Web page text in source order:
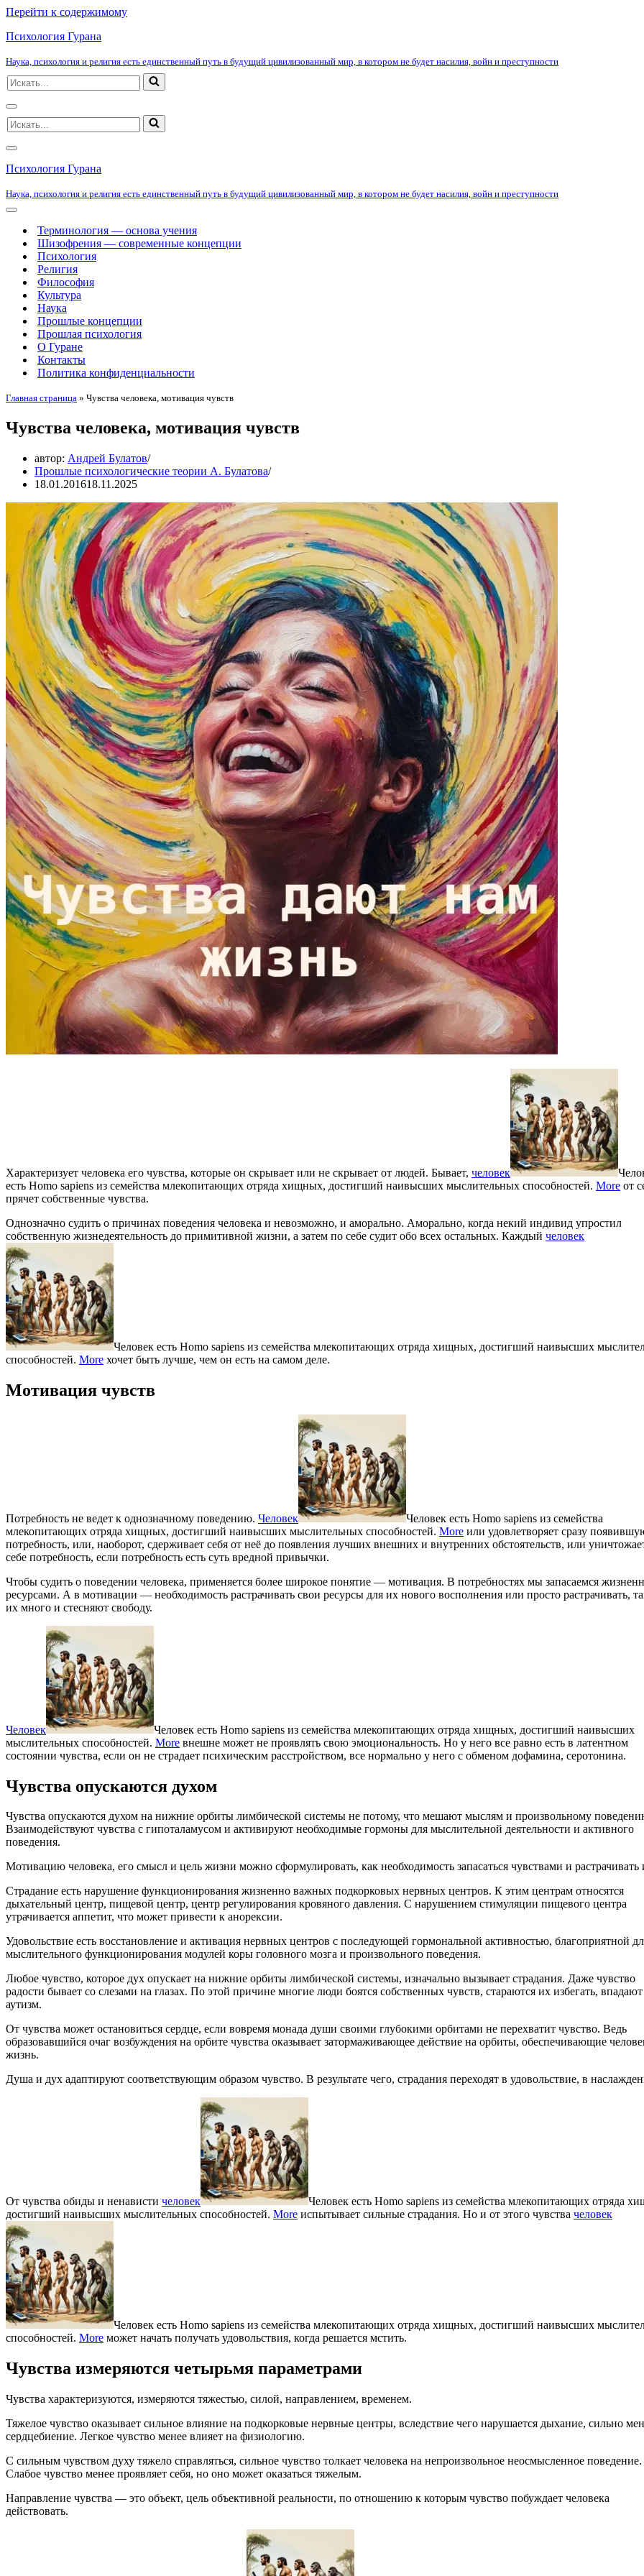
Перейти к содержимому
Психология Гурана
Наука, психология и религия есть единственный путь в будущий цивилизованный мир, в котором не будет насилия, войн и преступности
Искать...
Меню
навигации
Искать...
Меню
навигации
Психология Гурана
Наука, психология и религия есть единственный путь в будущий цивилизованный мир, в котором не будет насилия, войн и преступности
Меню
навигацииТерминология — основа учения
Шизофрения — современные концепции
Психология
Религия
Философия
Культура
Наука
Прошлые концепции
Прошлая психология
О Гуране
Контакты
Политика конфиденциальности
Главная страница » Чувства человека, мотивация чувств
Чувства человека, мотивация чувств
автор: Андрей Булатов
Прошлые психологические теории А. Булатова
18.01.201618.11.2025
Характеризует человека его чувства, которые он скрывает или не скрывает от людей. Бывает, человек
есть Homo sapiens из семейства млекопитающих отряда хищных, достигший наивысших мыслительных способностей. More от
прячет собственные чувства.
Однозначно судить о причинах поведения человека и невозможно, и аморально. Аморально, когда некий индивид упростил
собственную жизнедеятельность до примитивной жизни, а затем по себе судит обо всех остальных. Каждый человек
Человек есть Homo sapiens из семейства млекопитающих отряда хищных, достигший наивысших
способностей. More хочет быть лучше, чем он есть на самом деле.
Мотивация чувств
Потребность не ведет к однозначному поведению. Человек
Человек есть Homo sapiens из семейства
млекопитающих отряда хищных, достигший наивысших мыслительных способностей. More или удовлетворяет сразу
потребность, или, наоборот, сдерживает себя от неё до появления лучших внешних и внутренних обстоятельств, или
себе потребность, если потребность есть суть вредной привычки.
Чтобы судить о поведении человека, применяется более широкое понятие — мотивация. В потребностях мы запасаемся
ресурсами. А в мотивации — необходимость растрачивать свои ресурсы для их нового восполнения или просто растрачивать,
их много и стесняют свободу.
Человек
Человек есть Homo sapiens из семейства млекопитающих отряда хищных, достигший наивысших
мыслительных способностей. More внешне может не проявлять свою эмоциональность. Но у него все равно есть в латентном
состоянии чувства, если он не страдает психическим расстройством, все нормально у него с обменом дофамина, серотонина.
Чувства опускаются духом
Чувства опускаются духом на нижние орбиты лимбической системы не потому, что мешают мыслям и произвольному
Взаимодействуют чувства с гипоталамусом и активируют необходимые гормоны для мыслительной деятельности и активного
поведения.
Мотивацию человека, его смысл и цель жизни можно сформулировать, как необходимость запасаться чувствами и растрачивать
Страдание есть нарушение функционирования жизненно важных подкорковых нервных центров. К этим центрам относятся
дыхательный центр, пищевой центр, центр регулирования кровяного давления. С нарушением стимуляции пищевого центра
утрачивается аппетит, что может привести к анорексии.
Удовольствие есть восстановление и активация нервных центров с последующей гормональной активностью, благоприятной
мыслительного функционирования модулей коры головного мозга и произвольного поведения.
Любое чувство, которое дух опускает на нижние орбиты лимбической системы, изначально вызывает страдания. Даже чувство
радости бывает со слезами на глазах. По этой причине многие люди боятся собственных чувств, стараются их избегать, впадают
аутизм.
От чувства может остановиться сердце, если вовремя монада души своими глубокими орбитами не перехватит чувство. Ведь
образовавшийся очаг возбуждения на орбите чувства оказывает затормаживающее действие на орбиты, обеспечивающие
жизнь.
Душа и дух адаптируют соответствующим образом чувство. В результате чего, страдания переходят в удовольствие, в
От чувства обиды и ненависти человек
Человек есть Homo sapiens из семейства млекопитающих отряда
достигший наивысших мыслительных способностей. More испытывает сильные страдания. Но и от этого чувства человек
Человек есть Homo sapiens из семейства млекопитающих отряда хищных, достигший наивысших
способностей. More может начать получать удовольствия, когда решается мстить.
Чувства измеряются четырьмя параметрами
Чувства характеризуются, измеряются тяжестью, силой, направлением, временем.
Тяжелое чувство оказывает сильное влияние на подкорковые нервные центры, вследствие чего нарушается дыхание, сильно
сердцебиение. Легкое чувство менее влияет на физиологию.
С сильным чувством духу тяжело справляться, сильное чувство толкает человека на непроизвольное неосмысленное поведение.
Слабое чувство менее проявляет себя, но оно может оказаться тяжелым.
Направление чувства — это объект, цель объективной реальности, по отношению к которым чувство побуждает человека
действовать.